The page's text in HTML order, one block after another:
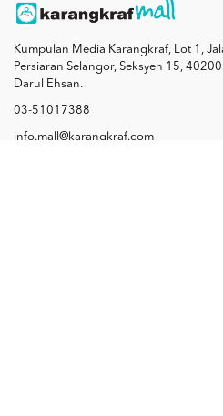
Kumpulan Media Karangkraf, Lot 1,
Persiaran Selangor, Seksyen 15,
Darul Ehsan.
03-51017388
info.mall@karangkraf.com